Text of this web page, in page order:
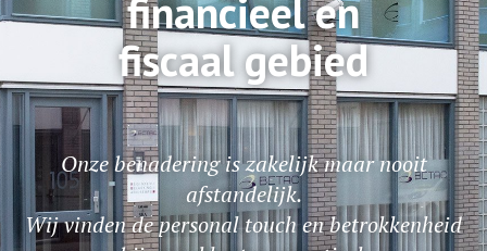
financieel en
fiscaal gebied
Onze benadering is zakelijk maar nooit
afstandelijk.
Wij vinden de personal touch en betrokkenheid